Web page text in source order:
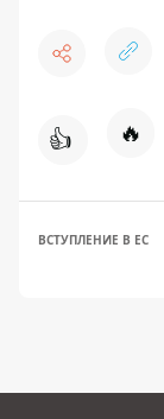
👍 🔥
ВСТУПЛЕНИЕ В ЕС